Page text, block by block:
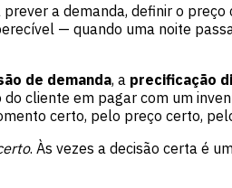
a demanda, definir o
— quando uma noite
de demanda, a precificação
cliente em pagar com um
certo, pelo preço certo,
. Às vezes a decisão certa é